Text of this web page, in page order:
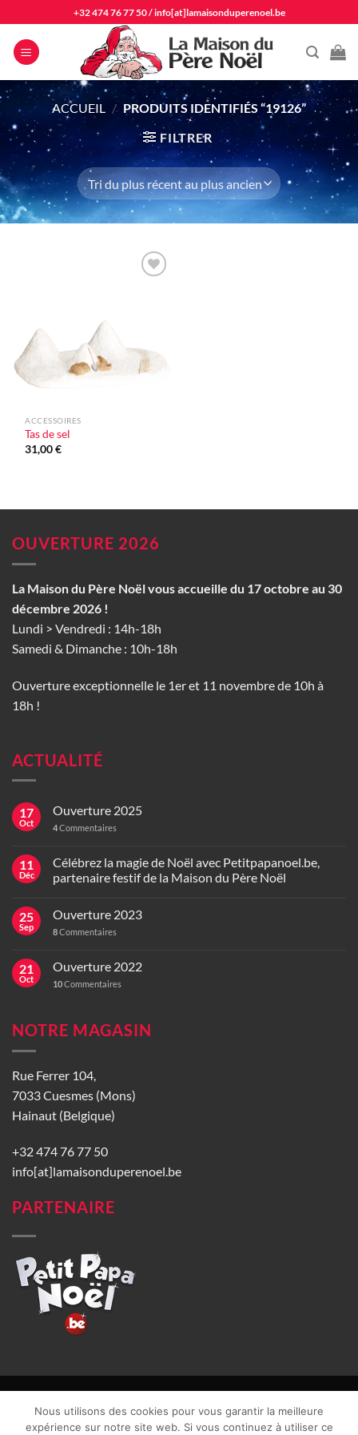
au
contenu
+32 474 76 77 50/info[at]lamaisonduperenoel.be
ACCUEIL / PRODUITS IDENTIFIÉS “19126”
FILTRER
ACCESSOIRES
Tas de sel
31,00€
OUVERTURE 2026
La Maison du Père Noël vous accueille du 17 octobre au 30
décembre 2026 !
Lundi > Vendredi : 14h-18h
Samedi & Dimanche : 10h-18h
Ouverture exceptionnelle le 1er et 11 novembre de 10h à
18h !
ACTUALITÉ
17
Oct
Ouverture 2025
4Commentaires
11
Déc
Célébrez la magie de Noël avec Petitpapanoel.be,
partenaire festif de la Maison du Père Noël
25
Sep
Ouverture 2023
8Commentaires
21
Oct
Ouverture 2022
10Commentaires
NOTRE MAGASIN
Rue Ferrer 104,
7033 Cuesmes (Mons)
Hainaut (Belgique)
+32 474 76 77 50
info[at]lamaisonduperenoel.be
PARTENAIRE
CGU| Vie privée| TVA : BE0840965749 | Site web réalisé par
Nous utilisons des cookies pour vous garantir la meilleure
expérience sur notre site web. Si vous continuez à utiliser ce